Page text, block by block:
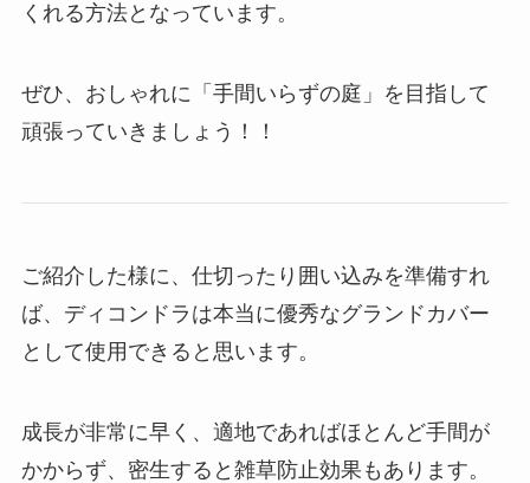
くれる方法となっています。
ぜひ、おしゃれに「手間いらずの庭」を目指して
頑張っていきましょう！！
ご紹介した様に、仕切ったり囲い込みを準備すれ
ば、ディコンドラは本当に優秀なグランドカバー
として使用できると思います。
成長が非常に早く、適地であればほとんど手間が
かからず、密生すると雑草防止効果もあります。